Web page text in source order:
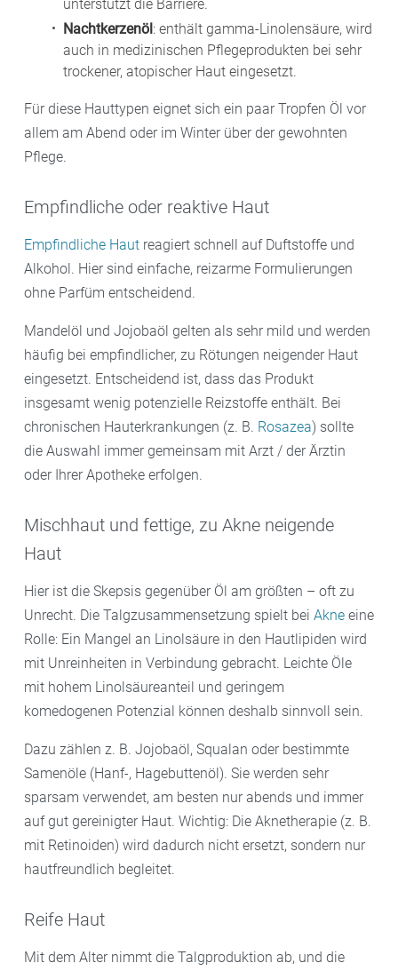
unterstützt die Barriere.
Nachtkerzenöl: enthält gamma-Linolensäure, wird
auch in medizinischen Pflegeprodukten bei sehr
trockener, atopischer Haut eingesetzt.
Für diese Hauttypen eignet sich ein paar Tropfen Öl vor
allem am Abend oder im Winter über der gewohnten
Pflege.
Empfindliche oder reaktive Haut
Empfindliche Haut reagiert schnell auf Duftstoffe und
Alkohol. Hier sind einfache, reizarme Formulierungen
ohne Parfüm entscheidend.
Mandelöl und Jojobaöl gelten als sehr mild und werden
häufig bei empfindlicher, zu Rötungen neigender Haut
eingesetzt. Entscheidend ist, dass das Produkt
insgesamt wenig potenzielle Reizstoffe enthält. Bei
chronischen Hauterkrankungen (z. B. Rosazea) sollte
die Auswahl immer gemeinsam mit Arzt / der Ärztin
oder Ihrer Apotheke erfolgen.
Mischhaut und fettige, zu Akne neigende
Haut
Hier ist die Skepsis gegenüber Öl am größten – oft zu
Unrecht. Die Talgzusammensetzung spielt bei Akne eine
Rolle: Ein Mangel an Linolsäure in den Hautlipiden wird
mit Unreinheiten in Verbindung gebracht. Leichte Öle
mit hohem Linolsäureanteil und geringem
komedogenen Potenzial können deshalb sinnvoll sein.
Dazu zählen z. B. Jojobaöl, Squalan oder bestimmte
Samenöle (Hanf-, Hagebuttenöl). Sie werden sehr
sparsam verwendet, am besten nur abends und immer
auf gut gereinigter Haut. Wichtig: Die Aknetherapie (z. B.
mit Retinoiden) wird dadurch nicht ersetzt, sondern nur
hautfreundlich begleitet.
Reife Haut
Mit dem Alter nimmt die Talgproduktion ab, und die